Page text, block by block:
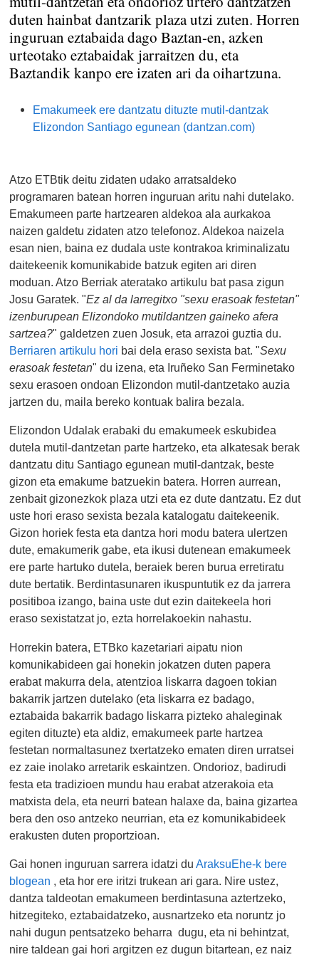
duten hainbat dantzarik plaza utzi zuten. Horren
inguruan eztabaida dago Baztan-en, azken
urteotako eztabaidak jarraitzen du, eta
Baztandik kanpo ere izaten ari da oihartzuna.
Emakumeek ere dantzatu dituzte mutil-dantzak
Elizondon Santiago egunean (dantzan.com)
Atzo ETBtik deitu zidaten udako arratsaldeko
programaren batean horren inguruan aritu nahi dutelako.
Emakumeen parte hartzearen aldekoa ala aurkakoa
naizen galdetu zidaten atzo telefonoz. Aldekoa naizela
esan nien, baina ez dudala uste kontrakoa kriminalizatu
daitekeenik komunikabide batzuk egiten ari diren
moduan. Atzo Berriak ateratako artikulu bat pasa zigun
Josu Garatek. "Ez al da larregitxo "sexu erasoak festetan"
izenburupean Elizondoko mutildantzen gaineko afera
sartzea?" galdetzen zuen Josuk, eta arrazoi guztia du.
Berriaren artikulu hori bai dela eraso sexista bat. "Sexu
erasoak festetan" du izena, eta Iruñeko San Ferminetako
sexu erasoen ondoan Elizondon mutil-dantzetako auzia
jartzen du, maila bereko kontuak balira bezala.
Elizondon Udalak erabaki du emakumeek eskubidea
dutela mutil-dantzetan parte hartzeko, eta alkatesak berak
dantzatu ditu Santiago egunean mutil-dantzak, beste
gizon eta emakume batzuekin batera. Horren aurrean,
zenbait gizonezkok plaza utzi eta ez dute dantzatu. Ez dut
uste hori eraso sexista bezala katalogatu daitekeenik.
Gizon horiek festa eta dantza hori modu batera ulertzen
dute, emakumerik gabe, eta ikusi dutenean emakumeek
ere parte hartuko dutela, beraiek beren burua erretiratu
dute bertatik. Berdintasunaren ikuspuntutik ez da jarrera
positiboa izango, baina uste dut ezin daitekeela hori
eraso sexistatzat jo, ezta horrelakoekin nahastu.
Horrekin batera, ETBko kazetariari aipatu nion
komunikabideen gai honekin jokatzen duten papera
erabat makurra dela, atentzioa liskarra dagoen tokian
bakarrik jartzen dutelako (eta liskarra ez badago,
eztabaida bakarrik badago liskarra pizteko ahaleginak
egiten dituzte) eta aldiz, emakumeek parte hartzea
festetan normaltasunez txertatzeko ematen diren urratsei
ez zaie inolako arretarik eskaintzen. Ondorioz, badirudi
festa eta tradizioen mundu hau erabat atzerakoia eta
matxista dela, eta neurri batean halaxe da, baina gizartea
bera den oso antzeko neurrian, eta ez komunikabideek
erakusten duten proportzioan.
Gai honen inguruan sarrera idatzi duAraksuEhe-k bere
blogean , eta hor ere iritzi trukean ari gara. Nire ustez,
dantza taldeotan emakumeen berdintasuna aztertzeko,
hitzegiteko, eztabaidatzeko, ausnartzeko eta noruntz jo
nahi dugun pentsatzeko beharra dugu, eta ni behintzat,
nire taldean gai hori argitzen ez dugun bitartean, ez naiz